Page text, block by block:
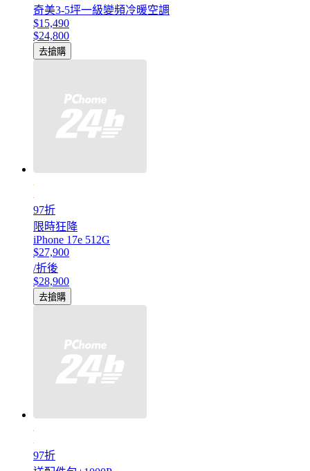
奇美3-5坪一級變頻冷暖空調
$15,490
$24,800
去搶購
97折
限時狂降
iPhone 17e 512G
$27,900
/折後
$28,900
去搶購
97折